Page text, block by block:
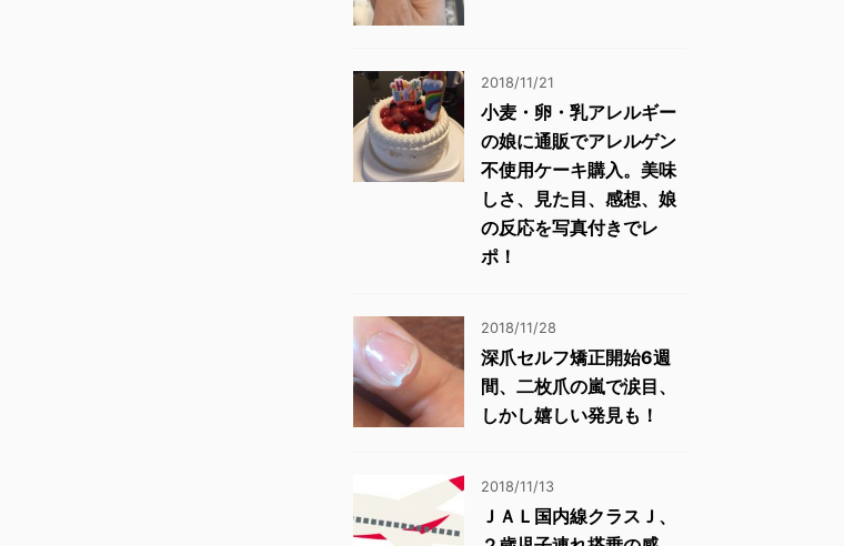
2018/11/21
小麦・卵・乳アレルギー
の娘に通販でアレルゲン
不使用ケーキ購入。美味
しさ、見た目、感想、娘
の反応を写真付きでレ
ポ！
2018/11/28
深爪セルフ矯正開始6週
間、二枚爪の嵐で涙目、
しかし嬉しい発見も！
2018/11/13
ＪＡＬ国内線クラスＪ、